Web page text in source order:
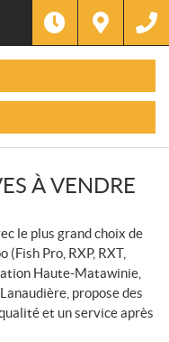
À VENDRE
le plus grand choix de
Pro, RXP, RXT,
Haute-Matawinie,
propose des
et un service après